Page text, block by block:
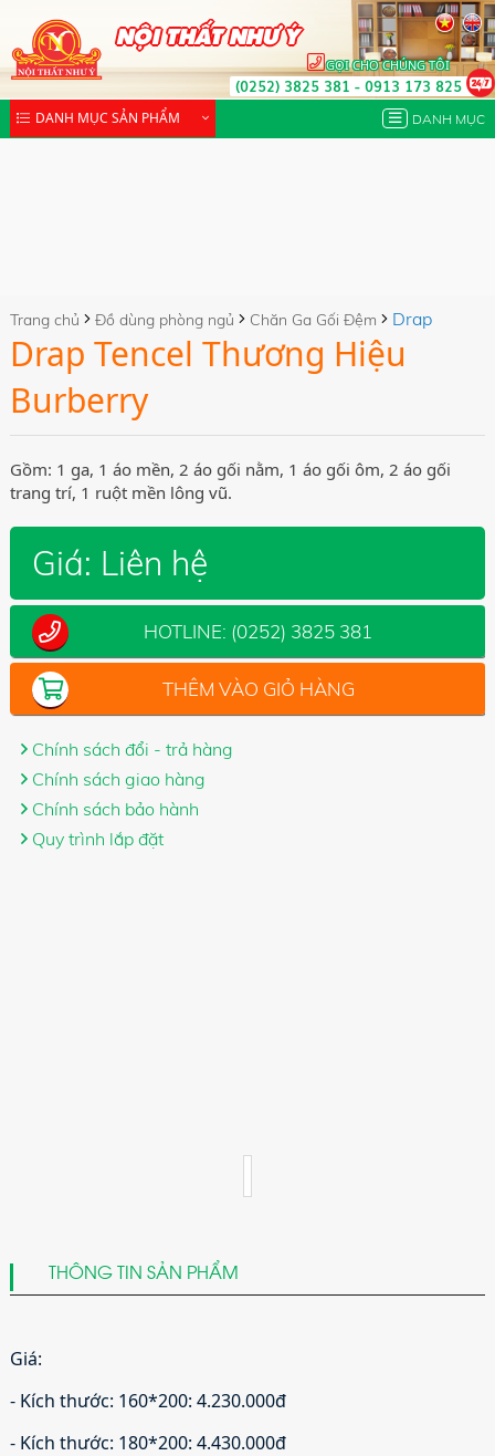
NỘI THẤT NHƯ Ý
GỌI CHO CHÚNG TÔI
(0252) 3825 381 - 0913 173 825
DANH MỤC SẢN PHẨM DANH MỤC
Trang chủ Đồ dùng phòng ngủ Chăn Ga Gối Đệm
Drap
Tencel Thương Hiệu Burberry
Drap Tencel Thương Hiệu
Burberry
Gồm: 1 ga, 1 áo mền, 2 áo gối nằm, 1 áo gối ôm, 2 áo gối
trang trí, 1 ruột mền lông vũ.
Giá: Liên hệ
HOTLINE: (0252) 3825 381
THÊM VÀO GIỎ HÀNG
Chính sách đổi - trả hàng
Chính sách giao hàng
Chính sách bảo hành
Quy trình lắp đặt
THÔNG TIN SẢN PHẨM
Giá:
- Kích thước: 160*200: 4.230.000đ
- Kích thước: 180*200: 4.430.000đ